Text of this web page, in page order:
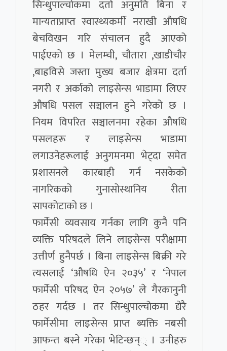
सिन्धुपाल्चोकमा दर्ता अनुमति बिना र
मान्यताप्राप्त स्वास्थ्यकर्मी नराखी औषधि
बेचविखन गरि संचालन हुदै आएको
पाईएको छ । मेलम्ची, चौतारा ,खाडीचौर
,बाह्रविसे जस्ता मुख्य बजार क्षेत्रमा दर्ता
नगरी र अर्काको लाइसेन्स भाडामा लिएर
औषधि पसल सञ्चालन हुने गरेको छ ।
नियम विपरित सञ्चालनमा रहेका औषधि
पसलहरू र लाइसेन्स भाडामा
लगाउनेहरूलाई अनुगमनमा भेट्दा समेत
प्रशासनले कारबाही गर्न नसकेको
नागरिकको गुनासोस्थानिय रीता
सापकोटाको छ ।
फार्मेसी व्यवसाय गर्नका लागि कुनै पनि
व्यक्ति परिषदले लिने लाइसेन्स परीक्षामा
उत्तीर्ण हुनैपर्छ । बिना लाइसेन्स बिक्री गरे
त्यसलाई ‘औषधि ऐन २०३५’ र ‘नेपाल
फार्मेसी परिषद ऐन २०५७’ ले गैरकानुनी
ठहर गर्दछ । तर सिन्धुपाल्चोकमा द्येरै
फार्मेसीमा लाइसेन्स प्राप्त ब्यक्ति नबसी
आफन्त बस्ने गरेका भेटिन्छन्् । उनीहरु